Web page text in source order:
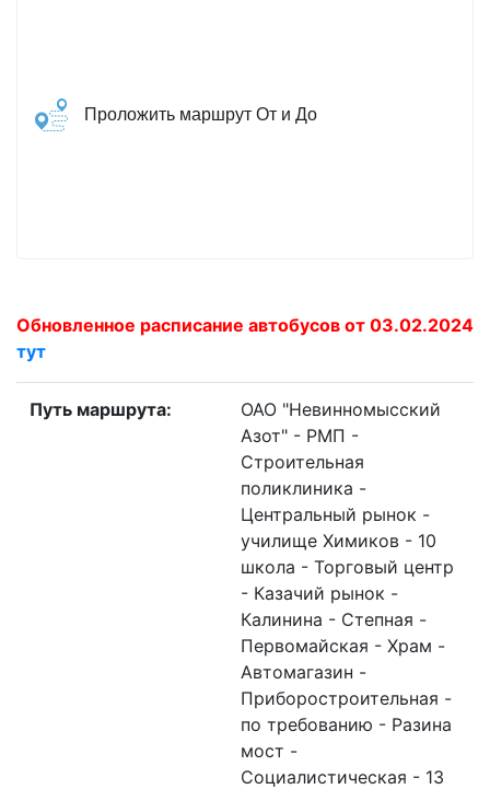
Проложить маршрут От и До
Обновленное расписание автобусов от 03.02.2024
тут
Путь маршрута:
ОАО "Невинномысский
Азот" - РМП -
Строительная
поликлиника -
Центральный рынок -
училище Химиков - 10
школа - Торговый центр
- Казачий рынок -
Калинина - Степная -
Первомайская - Храм -
Автомагазин -
Приборостроительная -
по требованию - Разина
мост -
Социалистическая - 13